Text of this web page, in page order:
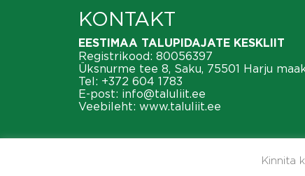
KONTAKT
EESTIMAA TALUPIDAJATE KESKLIIT
Registrikood: 80056397
Üksnurme tee 8, Saku, 75501 Harju
Tel: +372 604 1783
E-post: info@taluliit.ee
Veebileht: www.taluliit.ee
Kinnita